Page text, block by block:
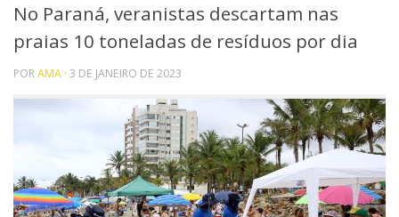
No Paraná, veranistas descartam nas
praias 10 toneladas de resíduos por dia
PORAMA · 3 DE JANEIRO DE 2023